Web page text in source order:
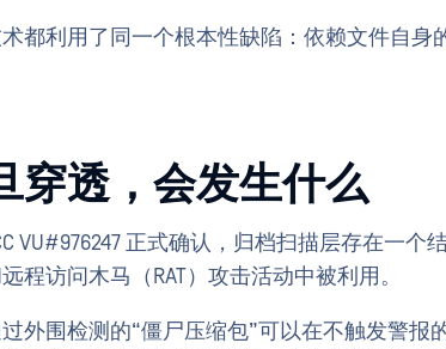
都利用了同一个根本性缺陷：依赖文件自身
穿透，会发生什么
VU#976247 正式确认，归档扫描层存在一
程访问木马（RAT）攻击活动中被利用。
外围检测的“僵尸压缩包”可以在不触发警报